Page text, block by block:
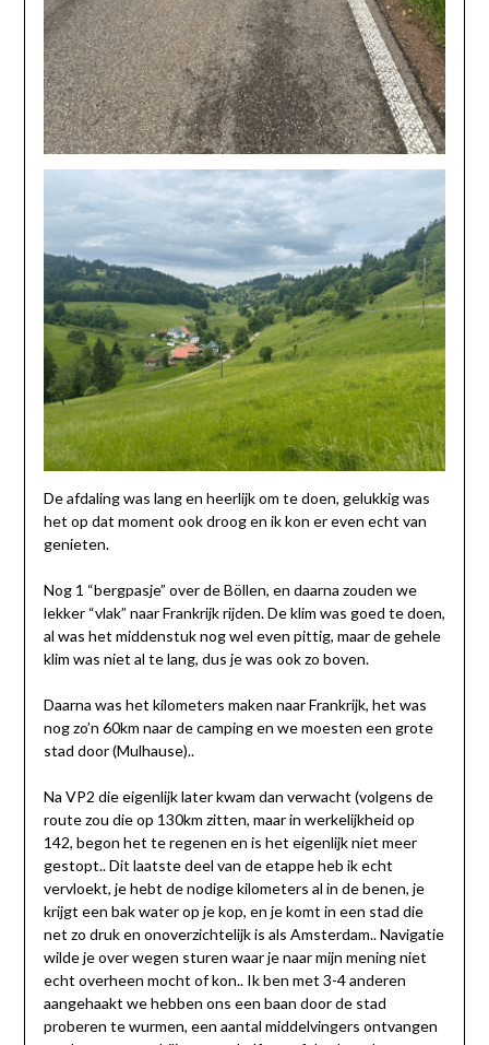
De afdaling was lang en heerlijk om te doen, gelukkig was
het op dat moment ook droog en ik kon er even echt van
genieten.
Nog 1 “bergpasje” over de Böllen, en daarna zouden we
lekker “vlak” naar Frankrijk rijden. De klim was goed te doen,
al was het middenstuk nog wel even pittig, maar de gehele
klim was niet al te lang, dus je was ook zo boven.
Daarna was het kilometers maken naar Frankrijk, het was
nog zo’n 60km naar de camping en we moesten een grote
stad door (Mulhause)..
Na VP2 die eigenlijk later kwam dan verwacht (volgens de
route zou die op 130km zitten, maar in werkelijkheid op
142, begon het te regenen en is het eigenlijk niet meer
gestopt.. Dit laatste deel van de etappe heb ik echt
vervloekt, je hebt de nodige kilometers al in de benen, je
krijgt een bak water op je kop, en je komt in een stad die
net zo druk en onoverzichtelijk is als Amsterdam.. Navigatie
wilde je over wegen sturen waar je naar mijn mening niet
echt overheen mocht of kon.. Ik ben met 3-4 anderen
aangehaakt we hebben ons een baan door de stad
proberen te wurmen, een aantal middelvingers ontvangen